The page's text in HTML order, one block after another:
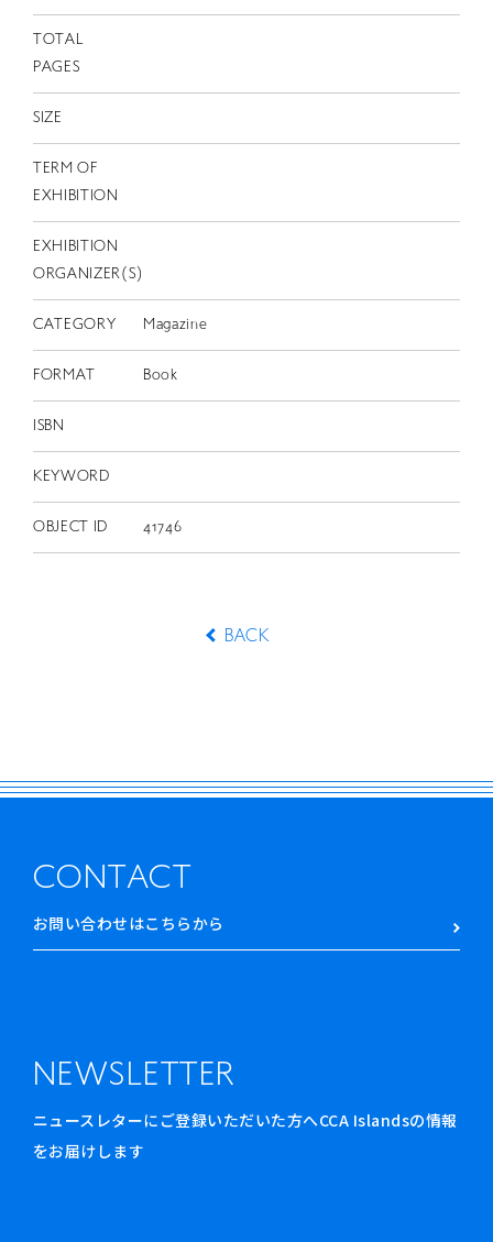
TOTAL
PAGES
SIZE
TERM OF
EXHIBITION
EXHIBITION
ORGANIZER(S)
CATEGORY Magazine
FORMAT Book
ISBN
KEYWORD
OBJECT ID 41746
BACK
CONTACT
お問い合わせはこちらから
NEWSLETTER
ニュースレターにご登録いただいた方へCCA Islandsの情報
をお届けします